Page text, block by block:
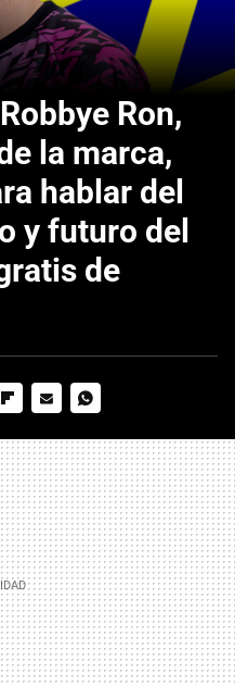
Ron,
la marca,
hablar del
y futuro del
de
MAIL